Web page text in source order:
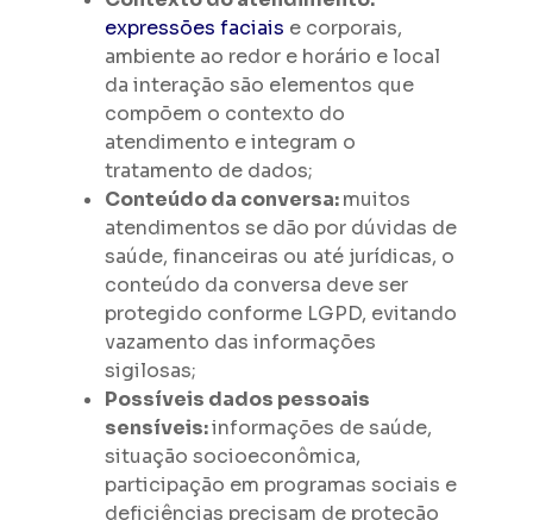
expressões faciais e corporais,
ambiente ao redor e horário e local
da interação são elementos que
compõem o contexto do
atendimento e integram o
tratamento de dados;
Conteúdo da conversa:muitos
atendimentos se dão por dúvidas de
saúde, financeiras ou até jurídicas, o
conteúdo da conversa deve ser
protegido conforme LGPD, evitando
vazamento das informações
sigilosas;
Possíveis dados pessoais
sensíveis:informações de saúde,
situação socioeconômica,
participação em programas sociais e
deficiências precisam de proteção